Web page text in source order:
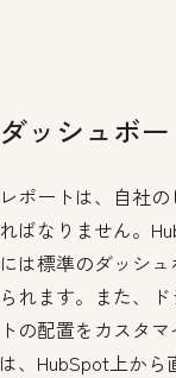
ダッシュボ
レポートは、自社
ればなりません。
には標準のダッシ
られます。また、
トの配置をカスタ
は、HubSpot上から